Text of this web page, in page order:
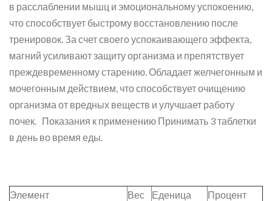
в расслаблении мышц и эмоциональному успокоению,
что способствует быстрому восстановлению после
тренировок. За счет своего успокаивающего эффекта,
магний усиливают защиту организма и препятствует
преждевременному старению. Обладает желчегонным и
мочегонным действием, что способствует очищению
организма от вредных веществ и улучшает работу
почек. Показания к применению Принимать 3 таблетки
в день во время еды.
Элемент Вес Еденица
Процент